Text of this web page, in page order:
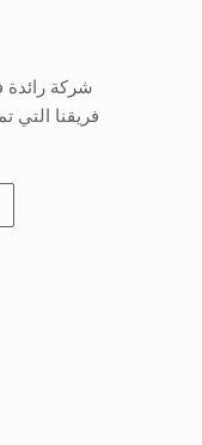
شركة رائدة